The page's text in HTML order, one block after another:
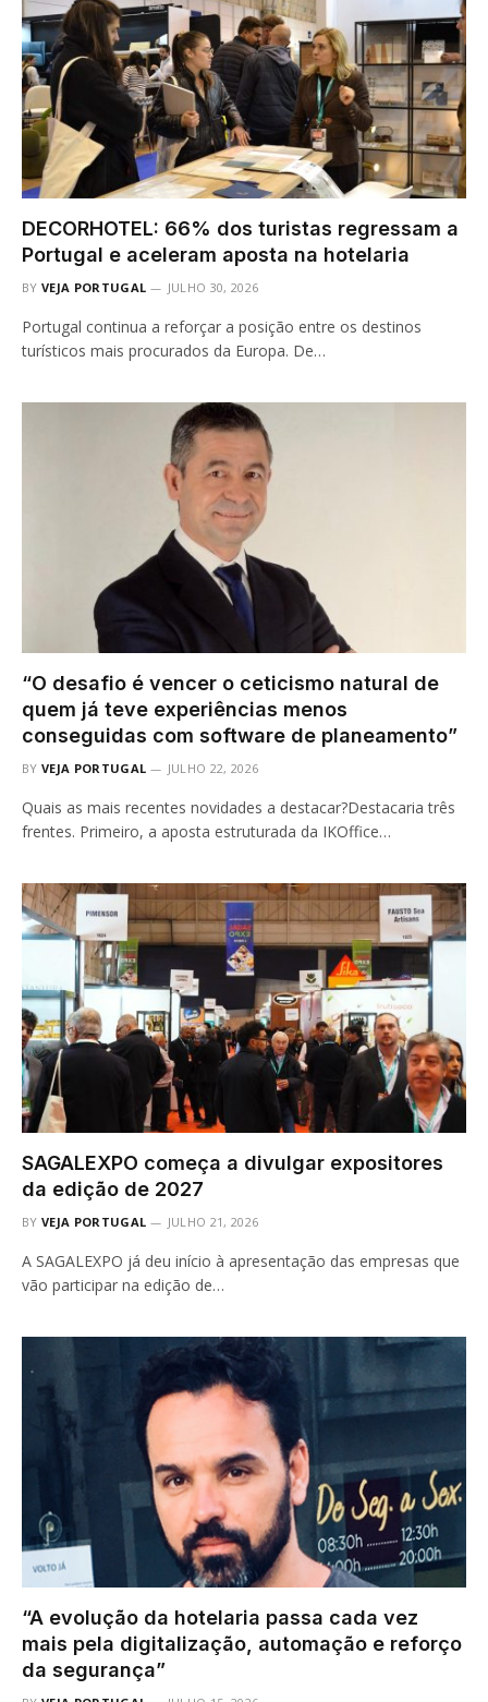
DECORHOTEL: 66% dos turistas regressam a
Portugal e aceleram aposta na hotelaria
BY VEJA PORTUGAL JULHO 30, 2026
Portugal continua a reforçar a posição entre os destinos
turísticos mais procurados da Europa. De…
“O desafio é vencer o ceticismo natural de
quem já teve experiências menos
conseguidas com software de planeamento”
BY VEJA PORTUGAL JULHO 22, 2026
Quais as mais recentes novidades a destacar?Destacaria três
frentes. Primeiro, a aposta estruturada da IKOffice…
SAGALEXPO começa a divulgar expositores
da edição de 2027
BY VEJA PORTUGAL JULHO 21, 2026
A SAGALEXPO já deu início à apresentação das empresas que
vão participar na edição de…
“A evolução da hotelaria passa cada vez
mais pela digitalização, automação e reforço
da segurança”